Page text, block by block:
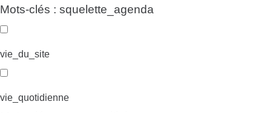
Mots-clés : squelette_agenda
vie_du_site
vie_quotidienne